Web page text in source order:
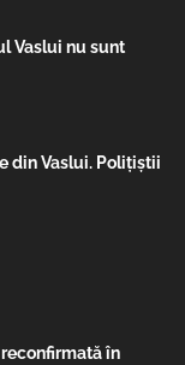
Vaslui nu sunt
din Vaslui. Polițiștii
în